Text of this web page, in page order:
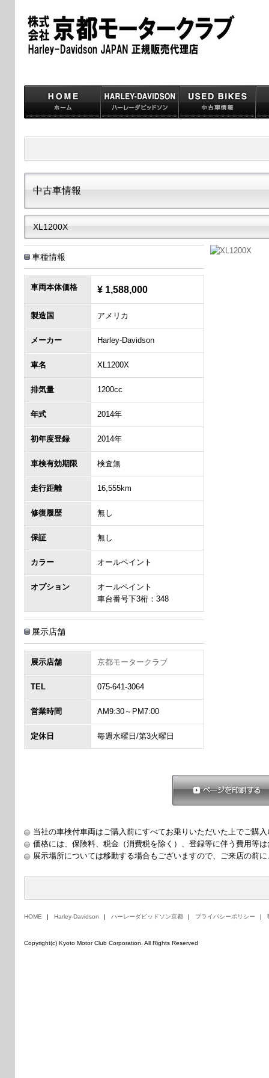
中古車情報
XL1200X
車種情報
車両本体価格 ¥ 1,588,000
製造国 アメリカ
メーカー Harley-Davidson
車名 XL1200X
排気量 1200cc
年式 2014年
初年度登録 2014年
車検有効期限 検査無
走行距離 16,555km
修復履歴 無し
保証 無し
カラー オールペイント
オプション
オールペイント
車台番号下3桁：348
展示店舗
展示店舗 京都モータークラブ
TEL 075-641-3064
営業時間 AM9:30～PM7:00
定休日 毎週水曜日/第3火曜日
当社の車検付車両はご購入前にすべてお乗りいただいた上でご購
価格には、保険料、税金（消費税を除く）、登録等に伴う費用等
展示場所については移動する場合もございますので、ご来店の前
HOME Harley-Davidson ハーレーダビッドソン京都 プライバシーポリシー
Copyright(c) Kyoto Motor Club Corporation. All Rights Reserved